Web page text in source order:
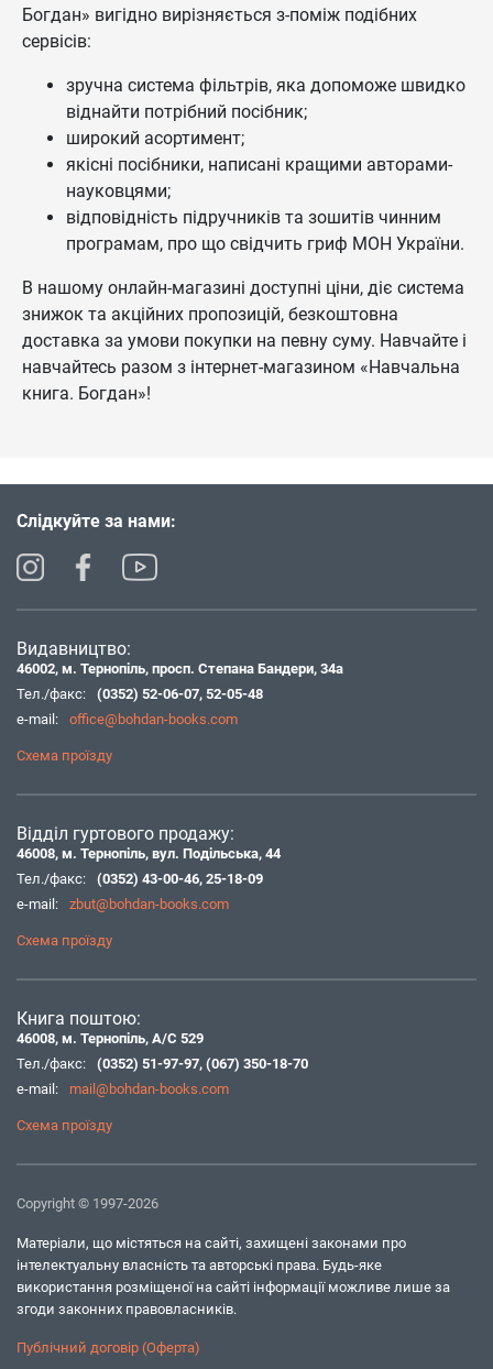
Богдан» вигідно вирізняється з-поміж подібних
сервісів:
зручна система фільтрів, яка допоможе швидко
віднайти потрібний посібник;
широкий асортимент;
якісні посібники, написані кращими авторами-
науковцями;
відповідність підручників та зошитів чинним
програмам, про що свідчить гриф МОН України.
В нашому онлайн-магазині доступні ціни, діє система
знижок та акційних пропозицій, безкоштовна
доставка за умови покупки на певну суму. Навчайте і
навчайтесь разом з інтернет-магазином «Навчальна
книга. Богдан»!
Слідкуйте за нами:
Видавництво:
46002, м. Тернопіль, просп. Степана Бандери, 34а
Тел./факс:
(0352) 52-06-07, 52-05-48
e-mail:
office@bohdan-books.com
Схема проїзду
Відділ гуртового продажу:
46008, м. Тернопіль, вул. Подільська, 44
Тел./факс:
(0352) 43-00-46, 25-18-09
e-mail:
zbut@bohdan-books.com
Схема проїзду
Книга поштою:
46008, м. Тернопіль, А/С 529
Тел./факс:
(0352) 51-97-97, (067) 350-18-70
e-mail:
mail@bohdan-books.com
Схема проїзду
Copyright © 1997-2026
Матеріали, що містяться на сайті, захищені законами про
інтелектуальну власність та авторські права. Будь-яке
використання розміщеної на сайті інформації можливе лише за
згоди законних правовласників.
Публічний договір (Оферта)